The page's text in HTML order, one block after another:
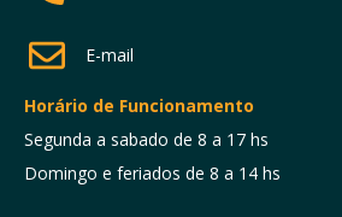
E-mail
Horário de Funcionamento
Segunda a sabado de 8 a 17 hs
Domingo e feriados de 8 a 14 hs